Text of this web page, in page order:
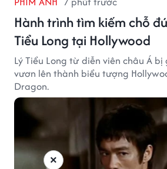
Hành trình tìm kiếm chỗ
Tiểu Long tại Hollywood
Lý Tiểu Long từ diễn viên châu Á
vươn lên thành biểu tượng
Dragon.
×